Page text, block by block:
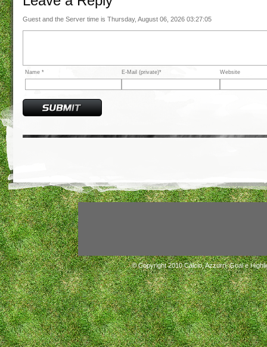
Guest and the Server time is Thursday, August 06, 2026 03:27:05
Name * E-Mail (private)* Website
© Copyright 2010Calcio, Azzurri, Goal e